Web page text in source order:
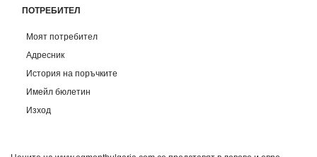
ПОТРЕБИТЕЛ
Моят потребител
Адресник
История на поръчките
Имейл бюлетин
Изход